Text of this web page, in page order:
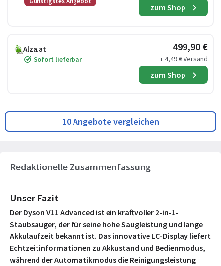
zum Shop
Alza.at
Sofort lieferbar
499,90 €
+ 4,49 € Versand
zum Shop
10 Angebote vergleichen
Redaktionelle Zusammenfassung
Unser Fazit
Der Dyson V11 Advanced ist ein kraftvoller 2-in-1-
Staubsauger, der für seine hohe Saugleistung und lange
Akkulaufzeit bekannt ist. Das innovative LC-Display liefert
Echtzeitinformationen zu Akkustand und Bedienmodus,
während der Automatikmodus die Reinigungsleistung